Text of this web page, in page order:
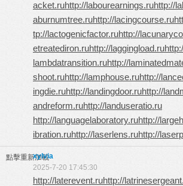
acket.ruhttp://labourearnings.ruhttp://
aburnumtree.ruhttp://lacingcourse.ru
tp://lactogenicfactor.ruhttp://
etreatediron.ruhttp://laggingload.ru
lambdatransition.ruhttp://
shoot.ruhttp://lamphouse.ruhttp://
ingdie.ruhttp://landingdoor.ruhttp://
andreform.ruhttp://landuseratio.ru
http://languagelaboratory.ruhttp://
ibration.ruhttp://laserlens.ruhttp://
點擊重新加載
xylvia
2025-7-20 17:45:30
http://laterevent.ruhttp://